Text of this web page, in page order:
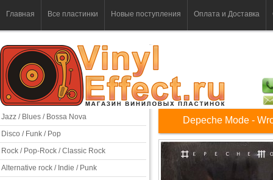
Главная Все пластинки Новые поступления Оплата и Доставка
Jazz / Blues / Bossa Nova
Disco / Funk / Pop
Rock / Pop-Rock / Classic Rock
Alternative rock / Indie / Punk
Depeche Mode -